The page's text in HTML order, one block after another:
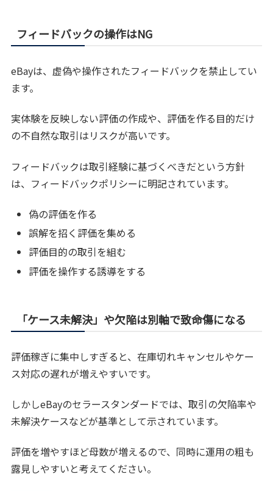
フィードバックの操作はNG
eBayは、虚偽や操作されたフィードバックを禁止してい
ます。
実体験を反映しない評価の作成や、評価を作る目的だけ
の不自然な取引はリスクが高いです。
フィードバックは取引経験に基づくべきだという方針
は、フィードバックポリシーに明記されています。
偽の評価を作る
誤解を招く評価を集める
評価目的の取引を組む
評価を操作する誘導をする
「ケース未解決」や欠陥は別軸で致命傷になる
評価稼ぎに集中しすぎると、在庫切れキャンセルやケー
ス対応の遅れが増えやすいです。
しかしeBayのセラースタンダードでは、取引の欠陥率や
未解決ケースなどが基準として示されています。
評価を増やすほど母数が増えるので、同時に運用の粗も
露見しやすいと考えてください。